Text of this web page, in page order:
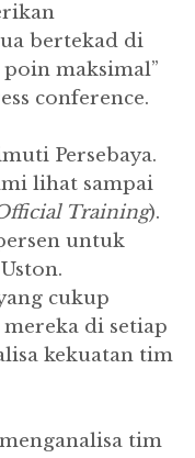
bertekad di
maksimal”
conference.
Persebaya.
lihat sampai
Training).
untuk
cukup
di setiap
kekuatan tim
tim